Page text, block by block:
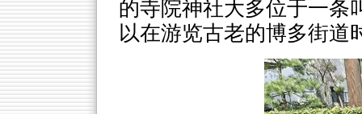
的寺院神社大多位于一条
以在游览古老的博多街道